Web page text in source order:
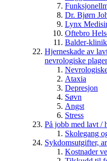
Dr. Bjørn
Lynx
Oftebro
Balder-
Hjerneskade av
nevrologiske plager
Ataxia
Depresjon
Søvn
Angst
Stress
På jobb med lavt /
Skolegang
Sykdomsutgifter,
Kostnader